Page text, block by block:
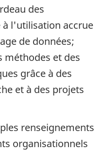
des
l'utilisation accrue
de données;
et des
grâce à des
et à des projets
renseignements
organisationnels